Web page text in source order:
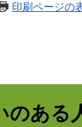
印刷ページの
ある